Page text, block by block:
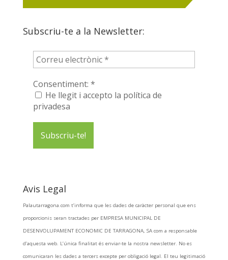
Subscriu-te a la Newsletter:
Consentiment: *
He llegit i accepto la política de
privadesa
Avis Legal
Palautarragona.com t’informa que les dades de caràcter personal que ens
proporcionis seran tractades per EMPRESA MUNICIPAL DE
DESENVOLUPAMENT ECONOMIC DE TARRAGONA, SA com a responsable
d’aquesta web. L’única finalitat és enviar-te la nostra newsletter. No es
comunicaran les dades a tercers excepte per obligació legal. El teu legitimació